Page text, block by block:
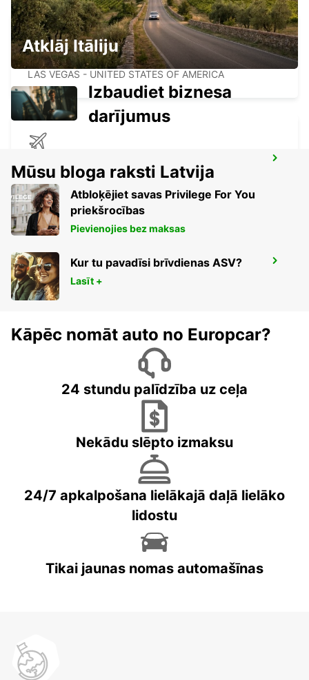
LAS VEGAS AIRPORT
LAS VEGAS - UNITED STATES OF AMERICA
SAN JOSE AIRPORT
SAN JOSE - UNITED STATES OF AMERICA
SAN FRANCISCO AIRPORT
SAN FRANCISCO - UNITED STATES OF AMERICA
Atklāj Itāliju
Izbaudiet biznesa
darījumus
Mūsu bloga raksti Latvija
Atbloķējiet savas Privilege For You
priekšrocības
Pievienojies bez maksas
Kur tu pavadīsi brīvdienas ASV?
Lasīt +
Kāpēc nomāt auto no Europcar?
24 stundu palīdzība uz ceļa
Nekādu slēpto izmaksu
24/7 apkalpošana lielākajā daļā lielāko
lidostu
Tikai jaunas nomas automašīnas